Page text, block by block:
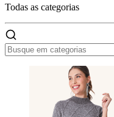
Todas as categorias